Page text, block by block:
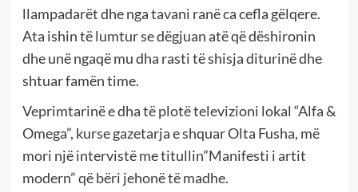
llampadarët dhe nga tavani ranë ca cefla gëlqere.
Ata ishin të lumtur se dëgjuan atë që dëshironin
dhe unë ngaqë mu dha rasti të shisja diturinë dhe
shtuar famën time.
Veprimtarinë e dha të plotë televizioni lokal “Alfa &
Omega”, kurse gazetarja e shquar Olta Fusha, më
mori një intervistë me titullin”Manifesti i artit
modern” që bëri jehonë të madhe.